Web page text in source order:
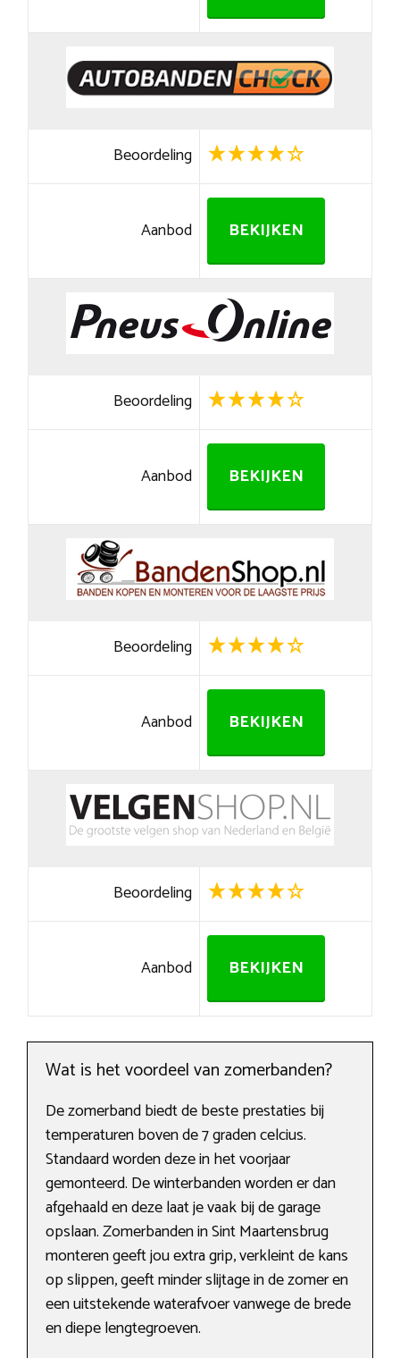
Beoordeling
Aanbod BEKIJKEN
Beoordeling
Aanbod BEKIJKEN
Beoordeling
Aanbod BEKIJKEN
Beoordeling
Aanbod BEKIJKEN
Wat is het voordeel van zomerbanden?
De zomerband biedt de beste prestaties bij
temperaturen boven de 7 graden celcius.
Standaard worden deze in het voorjaar
gemonteerd. De winterbanden worden er dan
afgehaald en deze laat je vaak bij de garage
opslaan. Zomerbanden in Sint Maartensbrug
monteren geeft jou extra grip, verkleint de kans
op slippen, geeft minder slijtage in de zomer en
een uitstekende waterafvoer vanwege de brede
en diepe lengtegroeven.